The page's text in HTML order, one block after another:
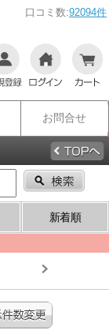
口コミ数:92094件
お問合せ
新着順